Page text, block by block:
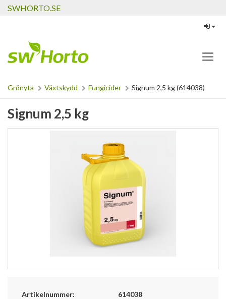
SWHORTO.SE
Grönyta Växtskydd Fungicider Signum 2,5 kg (614038)
Signum 2,5 kg
Artikelnummer: 614038